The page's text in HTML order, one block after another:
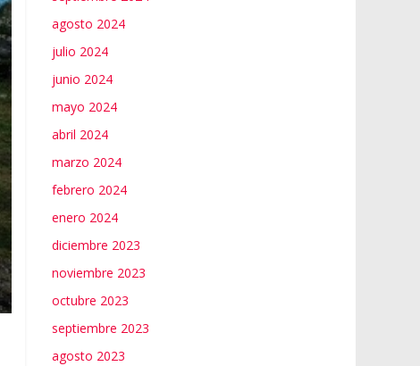
agosto 2024
julio 2024
junio 2024
mayo 2024
abril 2024
marzo 2024
febrero 2024
enero 2024
diciembre 2023
noviembre 2023
octubre 2023
septiembre 2023
agosto 2023